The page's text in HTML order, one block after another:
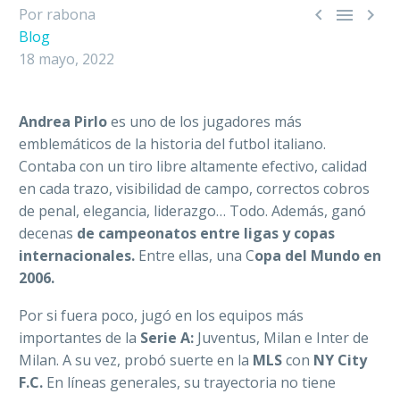
  
Por rabona
Blog
18 mayo, 2022
Andrea Pirloes uno de los jugadores más
emblemáticos de la historia del futbol italiano.
Contaba con un tiro libre altamente efectivo, calidad
en cada trazo, visibilidad de campo, correctos cobros
de penal, elegancia, liderazgo… Todo. Además, ganó
decenas de campeonatos entre ligas y copas
internacionales. Entre ellas, una Copa del Mundo en
2006.
Por si fuera poco, jugó en los equipos más
importantes de la Serie A: Juventus, Milan e Inter de
Milan. A su vez, probó suerte en la MLScon NY City
F.C. En líneas generales, su trayectoria no tiene